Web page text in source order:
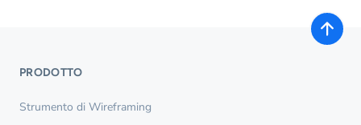
PRODOTTO
Strumento di Wireframing